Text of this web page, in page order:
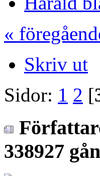
«
Skriv ut
Sidor: 1 2 [
338927